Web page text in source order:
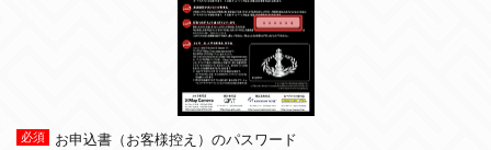
お申込書（お客様控え）のパスワード